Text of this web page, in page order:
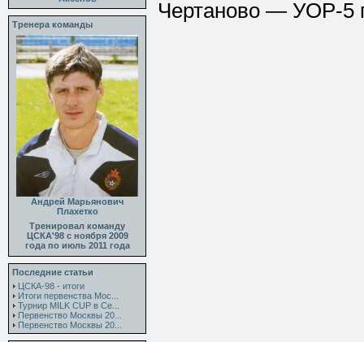
Тренера команды
Андрей Марьянович
Плахетко
Тренировал команду
ЦСКА'98 с ноября 2009
года по июль 2011 года
Последние статьи
ЦСКА-98 - итоги
Итоги первенства Мос...
Турнир MILK CUP в Се...
Первенство Москвы 20...
Первенство Москвы 20...
Чертаново — УОР-5